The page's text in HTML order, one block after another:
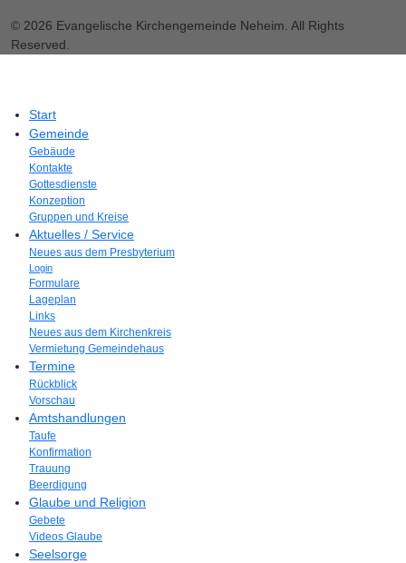
© 2026 Evangelische Kirchengemeinde Neheim. All Rights
Reserved.
Start
Gemeinde
Gebäude
Kontakte
Gottesdienste
Konzeption
Gruppen und Kreise
Aktuelles / Service
Neues aus dem Presbyterium
Login
Formulare
Lageplan
Links
Neues aus dem Kirchenkreis
Vermietung Gemeindehaus
Termine
Rückblick
Vorschau
Amtshandlungen
Taufe
Konfirmation
Trauung
Beerdigung
Glaube und Religion
Gebete
Videos Glaube
Seelsorge